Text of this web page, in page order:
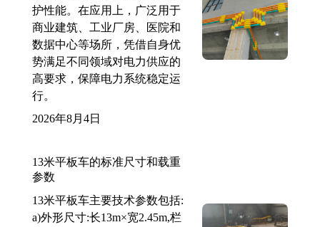
护性能。在应用上，广泛用于
商业建筑、工业厂房、医院和
数据中心等场所，凭借自身优
势满足不同领域对电力供应的
高要求，保障电力系统稳定运
行。
2026年8月4日
13米平板车的标准尺寸和载重
参数
13米平板车主要技术参数包括:
a)外形尺寸:长13m×宽2.45m,栏